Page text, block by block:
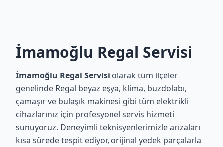
İmamoğlu Regal Servisi
İmamoğlu Regal Servisi olarak tüm ilçeler
genelinde Regal beyaz eşya, klima, buzdolabı,
çamaşır ve bulaşık makinesi gibi tüm elektrikli
cihazlarınız için profesyonel servis hizmeti
sunuyoruz. Deneyimli teknisyenlerimizle arızaları
kısa sürede tespit ediyor, orijinal yedek parçalarla